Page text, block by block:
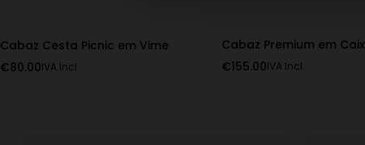
Cabaz Cesta Picnic em Vime
€80.00IVA Incl.
Cabaz Premium em
€155.00IVA Incl.